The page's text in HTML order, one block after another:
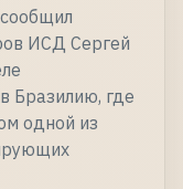
ИСД Сергей
Бразилию, где
одной из